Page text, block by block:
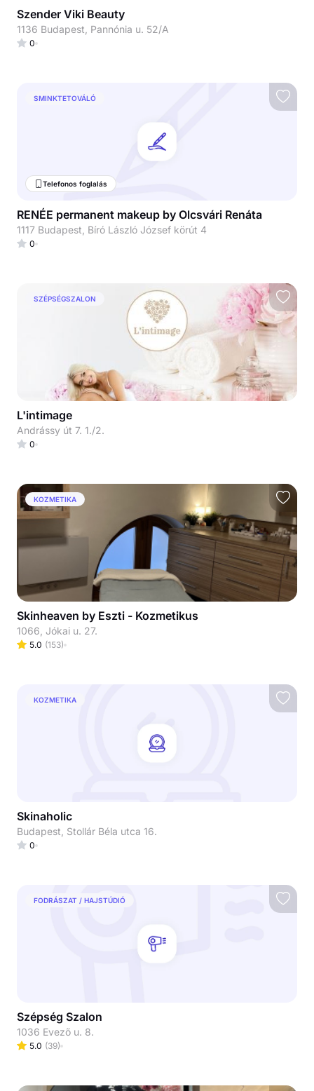
Szender Viki Beauty
1136 Budapest, Pannónia u. 52/A
0
SMINKTETOVÁLÓ
Telefonos foglalás
RENÉE permanent makeup by Olcsvári Renáta
1117 Budapest, Bíró László József körút 4
0
SZÉPSÉGSZALON
L'intimage
Andrássy út 7. 1./2.
0
KOZMETIKA
Skinheaven by Eszti - Kozmetikus
1066, Jókai u. 27.
5.0 (153)
KOZMETIKA
Skinaholic
Budapest, Stollár Béla utca 16.
0
FODRÁSZAT / HAJSTÚDIÓ
Szépség Szalon
1036 Evező u. 8.
5.0 (39)